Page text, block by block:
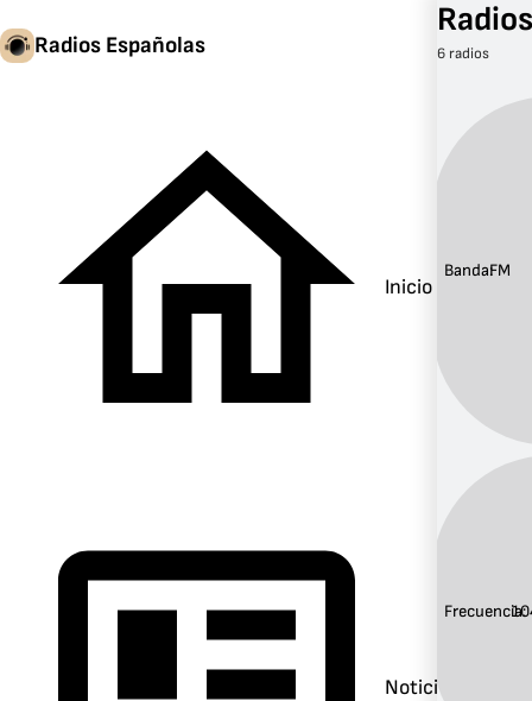
Radios Españolas
Inicio
Noticias
6 radios
Banda:FM
Frecuencia: